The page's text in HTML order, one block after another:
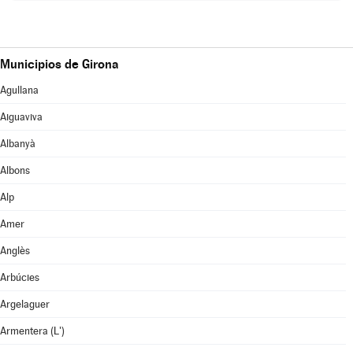
Municipios de Girona
Agullana
Aiguaviva
Albanyà
Albons
Alp
Amer
Anglès
Arbúcies
Argelaguer
Armentera (L')